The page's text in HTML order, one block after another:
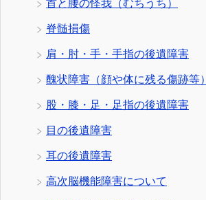
首と腰の怪我（むちうち）
脊髄損傷
肩・肘・手・手指の後遺障害
醜状障害（顔や体に残る傷跡等）
股・膝・足・足指の後遺障害
目の後遺障害
耳の後遺障害
高次脳機能障害について